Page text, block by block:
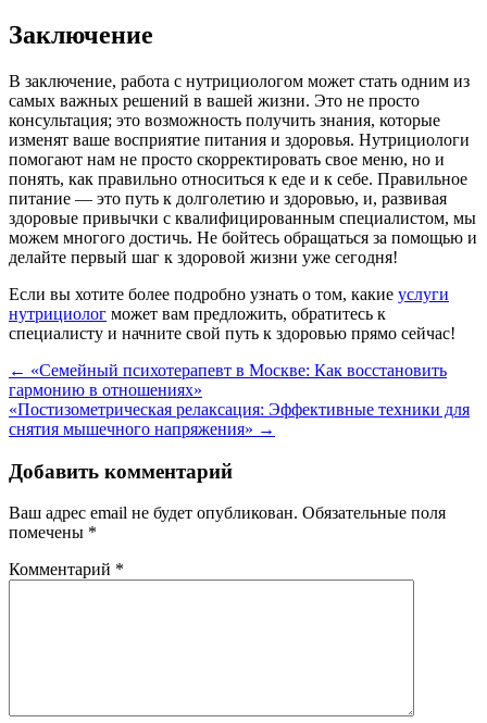
Заключение
В заключение, работа с нутрициологом может стать одним из
самых важных решений в вашей жизни. Это не просто
консультация; это возможность получить знания, которые
изменят ваше восприятие питания и здоровья. Нутрициологи
помогают нам не просто скорректировать свое меню, но и
понять, как правильно относиться к еде и к себе. Правильное
питание — это путь к долголетию и здоровью, и, развивая
здоровые привычки с квалифицированным специалистом, мы
можем многого достичь. Не бойтесь обращаться за помощью и
делайте первый шаг к здоровой жизни уже сегодня!
Если вы хотите более подробно узнать о том, какие услуги
нутрициолог может вам предложить, обратитесь к
специалисту и начните свой путь к здоровью прямо сейчас!
Навигация
по
записям
← «Семейный психотерапевт в Москве: Как восстановить
гармонию в отношениях»
«Постизометрическая релаксация: Эффективные техники для
снятия мышечного напряжения» →
Добавить комментарий
Ваш адрес email не будет опубликован. Обязательные поля
помечены *
Комментарий *